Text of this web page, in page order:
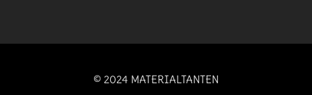
© 2024 MATERIALTANTEN